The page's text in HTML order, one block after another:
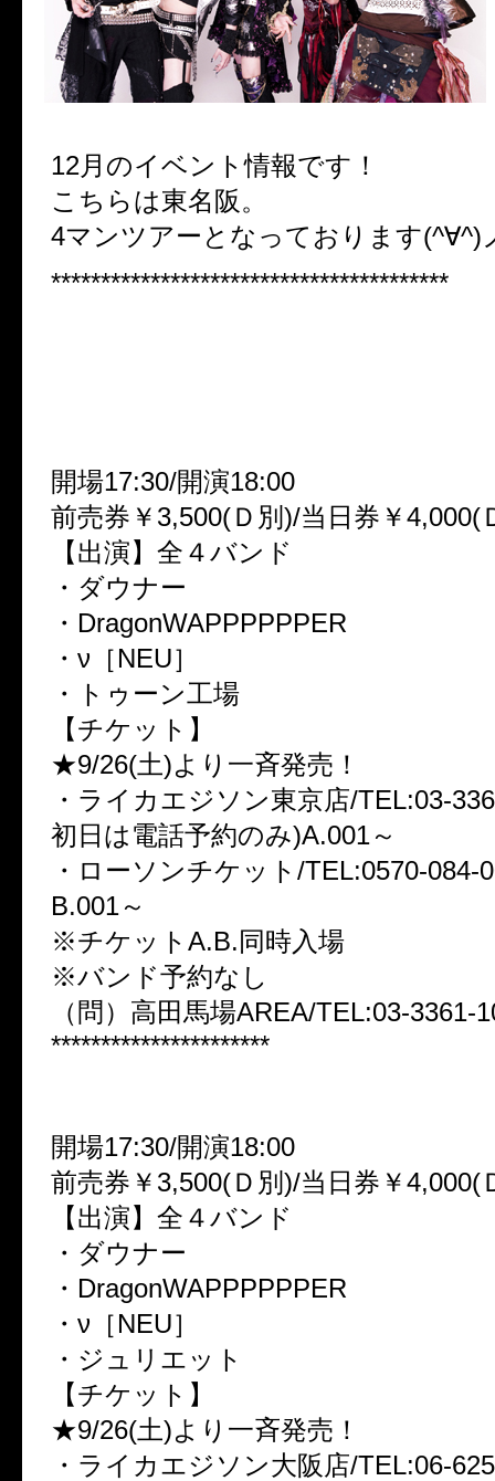
12月のイベント情報です！
こちらは東名阪。
4マンツアーとなっております(^∀^)
****************************************
開場17:30/開演18:00
前売券￥3,500(Ｄ別)/当日券￥4,000(
【出演】全４バンド
・ダウナー
・DragonWAPPPPPPER
・ν［NEU］
・トゥーン工場
【チケット】
★9/26(土)より一斉発売！
・ライカエジソン東京店/TEL:03-
初日は電話予約のみ)A.001～
・ローソンチケット/TEL:0570-084-
B.001～
※チケットA.B.同時入場
※バンド予約なし
（問）高田馬場AREA/TEL:03-3361-
**********************
開場17:30/開演18:00
前売券￥3,500(Ｄ別)/当日券￥4,000(
【出演】全４バンド
・ダウナー
・DragonWAPPPPPPER
・ν［NEU］
・ジュリエット
【チケット】
★9/26(土)より一斉発売！
・ライカエジソン大阪店/TEL:06-